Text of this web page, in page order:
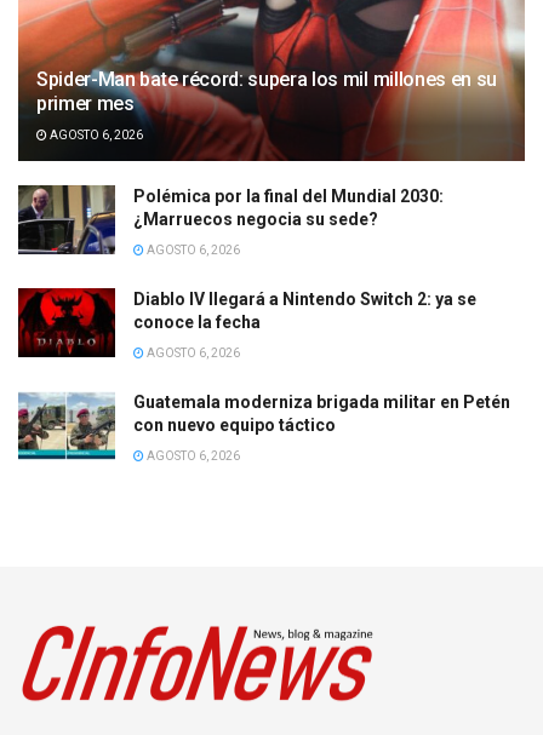
Spider-Man bate récord: supera los mil millones en su
primer mes
AGOSTO 6, 2026
Polémica por la final del Mundial 2030:
¿Marruecos negocia su sede?
AGOSTO 6, 2026
Diablo IV llegará a Nintendo Switch 2: ya se
conoce la fecha
AGOSTO 6, 2026
Guatemala moderniza brigada militar en Petén
con nuevo equipo táctico
AGOSTO 6, 2026